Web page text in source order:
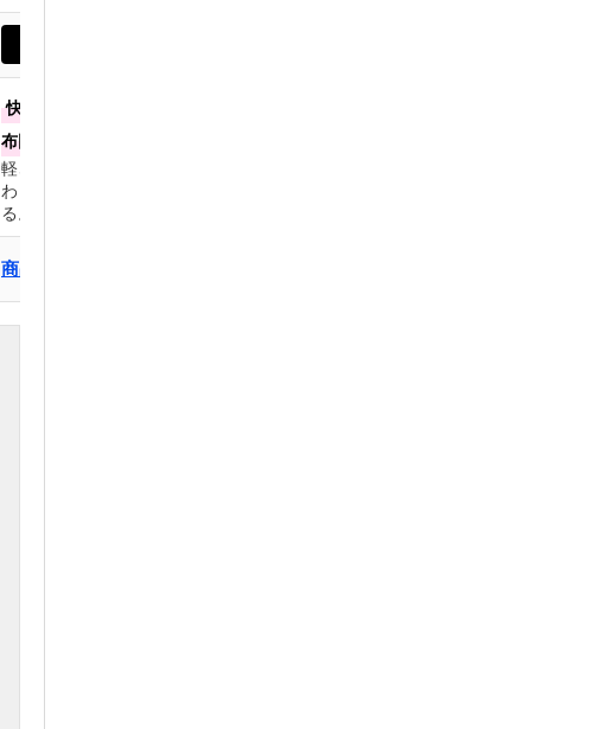
快適な眠りを約束する掛け
布団。
軽さと暖かさを両立しふん
わりとした寝心地を楽しめ
る。
商品の詳細を見る▼